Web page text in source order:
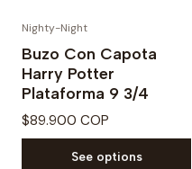
Nighty-Night
Buzo Con Capota
Harry Potter
Plataforma 9 3/4
$89.900 COP
See options